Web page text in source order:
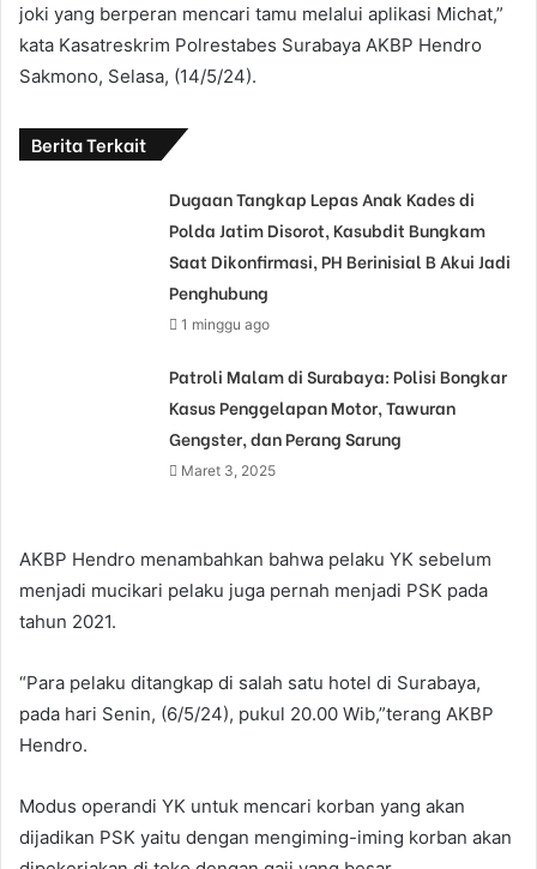
joki yang berperan mencari tamu melalui aplikasi Michat,”
kata Kasatreskrim Polrestabes Surabaya AKBP Hendro
Sakmono, Selasa, (14/5/24).
Berita Terkait
Dugaan Tangkap Lepas Anak Kades di
Polda Jatim Disorot, Kasubdit Bungkam
Saat Dikonfirmasi, PH Berinisial B Akui Jadi
Penghubung
1 minggu ago
Patroli Malam di Surabaya: Polisi Bongkar
Kasus Penggelapan Motor, Tawuran
Gengster, dan Perang Sarung
Maret 3, 2025
AKBP Hendro menambahkan bahwa pelaku YK sebelum
menjadi mucikari pelaku juga pernah menjadi PSK pada
tahun 2021.
“Para pelaku ditangkap di salah satu hotel di Surabaya,
pada hari Senin, (6/5/24), pukul 20.00 Wib,”terang AKBP
Hendro.
Modus operandi YK untuk mencari korban yang akan
dijadikan PSK yaitu dengan mengiming-iming korban akan